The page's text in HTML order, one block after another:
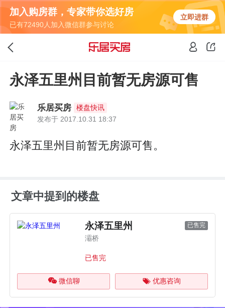
加入购房群，专家带你选好房
已有72490人加入微信群参与讨论
立即进群
永泽五里州目前暂无房源可售
乐居买房
楼盘快讯
发布于 2017.10.31 18:37
永泽五里州目前暂无房源可售。
文章中提到的楼盘
永泽五里州 已售完
灞桥
已售完
微信聊 优惠咨询